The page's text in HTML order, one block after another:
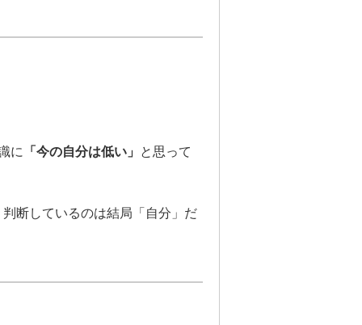
に 「今の自分は低い」 と思って
断しているのは結局「自分」だ